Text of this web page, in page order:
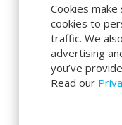
Cookies
cookies to
traffic. We
advertising
you’ve
Read our